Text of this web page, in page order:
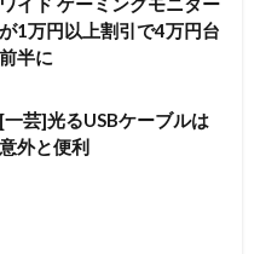
が1万円以上割引で4万円台
前半に
[一芸]光るUSBケーブルは
意外と便利